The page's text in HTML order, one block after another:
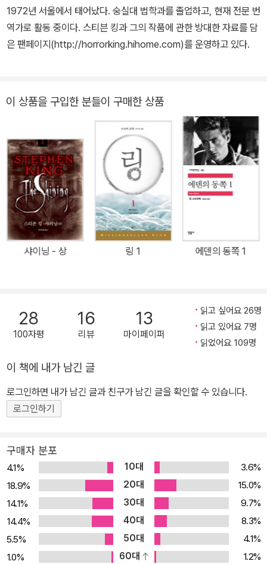
로 참여해 반전 운동을 지지하기도 했다. 대학 도서관에서 일하던 중
창작 워크숍에서 만난 태비사 스프루스와 졸업한 이듬해인 1971년
결혼했다. 이후 킹은 세탁소에서 일하다 햄프던 공립 고등학교에서
통에서 꺼내 읽은 후에 계속 쓰도록 조언한 결과 완성한 장편소설이
다. 전업 작가의 길을 걷게 된 킹은 이후 『살렘스 롯』, 『샤이닝』, 『스
탠드』 등의 대작을 연이어 출간했고, 특히 1986년에 출간한 『그것』
은 모던 호러의 걸작으로 평가받는다. ‘공포의 제왕’이란 별명이 붙을
정도로 인간의 심층적인 두려움을 자극하는 데 탁월한 작가로 알려졌
지만, 공포뿐 아니라 SF, 판타지, 서스펜스를 넘나드는 방대한 작품
세계로 대중적 인기를 얻는 동시에 뛰어난 문학성을 인정받으며 명실
공히 ‘이야기의 제왕’으로 자리매김했다. 2003년에는 미국의 가장
권위 있는 문학상인 전미 도서상 시상식에서 미국 문단에 탁월한 공
로를 세운 작가에게 수여하는 평생 공로상을 수상했으며 1996년에
드 상, 로커스 상, 세계환상문학상 등 유수의 장르소설상을 여러 차례
수상하였다. 2015년에는 처음으로 도전한 탐정 미스터리 『미스터 메
르세데스』로 영미권 최고의 추리소설상인 에드거 상을 수상하며 왕
은 미국 소설가 중에서 역대 가장 많은 작품이 영상화된 인물로도 손
꼽힌다. 『캐리』, 『샤이닝』, 『살렘스 롯』, 『미저리』, 『돌로레스 클레이
본』, 『쇼생크 탈출』, 『그린 마일』, 『미스트』 등이 영화사에 길이 남는
주에 거주하며 계속 집필에 매진하고 있다.
1972년 서울에서 태어났다. 숭실대 법학과를 졸업하고, 현재 전문 번
역가로 활동 중이다. 스티븐 킹과 그의 작품에 관한 방대한 자료를 담
은 팬페이지(http://horrorking.hihome.com)를 운영하고 있다.
이 상품을 구입한 분들이 구매한 상품
샤이닝 - 상 링 1 에덴의 동쪽 1
28
100자평
16
리뷰
13
마이페이퍼
읽고 싶어요 26명
읽고 있어요 7명
읽었어요 109명
이 책에 내가 남긴 글
로그인하면 내가 남긴 글과 친구가 남긴 글을 확인할 수 있습니다.
로그인하기
구매자 분포
4.1% 10대
3.6%
18.9%
20대
15.0%
14.1%
30대
9.7%
14.4%
40대
8.3%
5.5%
50대
4.1%
1.0%
60대
1.2%